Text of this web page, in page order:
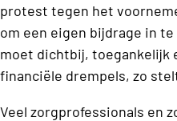
protest tegen het
om een eigen bijdrage in
moet dichtbij, toegankelijk
financiële drempels, zo
Veel zorgprofessionals en